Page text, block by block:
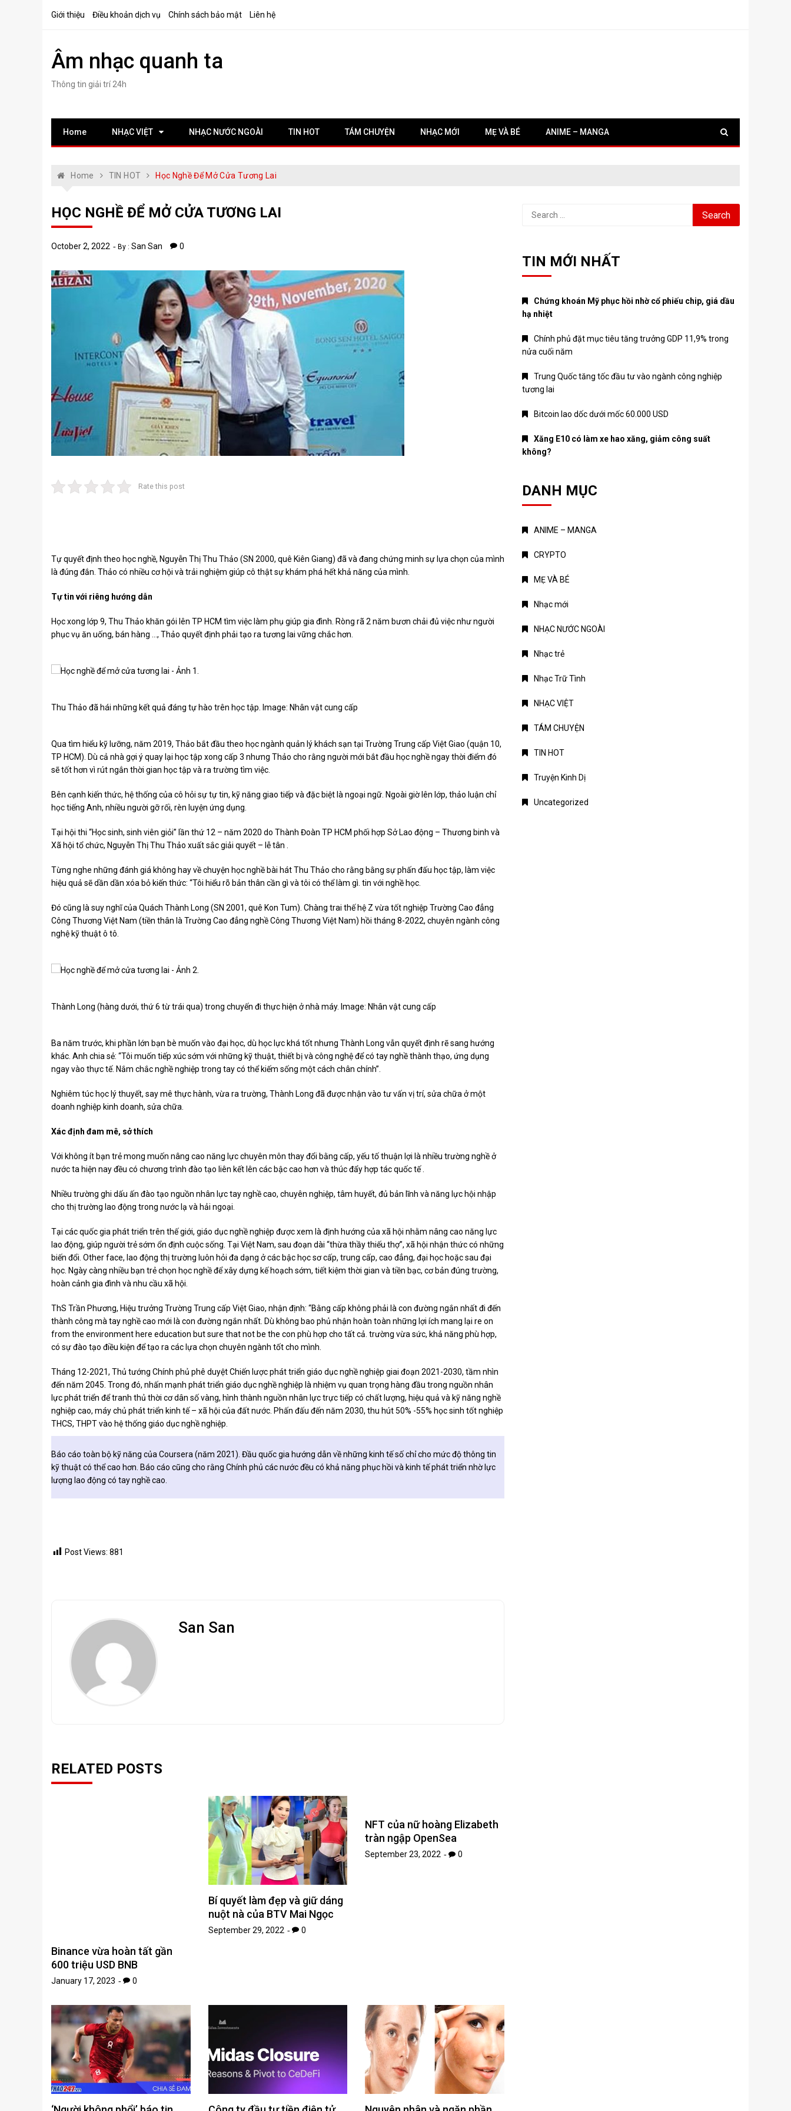
Giới thiệu Điều khoản dịch vụ Chính sách bảo mật Liên hệ
Âm nhạc quanh ta
Thông tin giải trí 24h
Home NHẠC VIỆT NHẠC NƯỚC NGOÀI TIN HOT TÁM CHUYỆN NHẠC MỚI MẸ VÀ BÉ ANIME – MANGA
Home TIN HOT Học Nghề Để Mở Cửa Tương Lai
HỌC NGHỀ ĐỂ MỞ CỬA TƯƠNG LAI
October 2, 2022 By : San San 0
Rate this post
Tự quyết định theo học nghề, Nguyễn Thị Thu Thảo (SN 2000, quê Kiên Giang) đã và đang chứng minh sự lựa chọn của mình
là đúng đắn. Thảo có nhiều cơ hội và trải nghiệm giúp cô thật sự khám phá hết khả năng của mình.
Tự tin với riêng hướng dẫn
Học xong lớp 9, Thu Thảo khăn gói lên TP HCM tìm việc làm phụ giúp gia đình. Ròng rã 2 năm bươn chải đủ việc như người
phục vụ ăn uống, bán hàng …, Thảo quyết định phải tạo ra tương lai vững chắc hơn.
Thu Thảo đã hái những kết quả đáng tự hào trên học tập. Image: Nhân vật cung cấp
Qua tìm hiểu kỹ lưỡng, năm 2019, Thảo bắt đầu theo học ngành quản lý khách sạn tại Trường Trung cấp Việt Giao (quận 10,
TP HCM). Dù cả nhà gợi ý quay lại học tập xong cấp 3 nhưng Thảo cho rằng người mới bắt đầu học nghề ngay thời điểm đó
sẽ tốt hơn vì rút ngắn thời gian học tập và ra trường tìm việc.
Bên cạnh kiến ​​thức, hệ thống của cô hỏi sự tự tin, kỹ năng giao tiếp và đặc biệt là ngoại ngữ. Ngoài giờ lên lớp, thảo luận chỉ
học tiếng Anh, nhiều người gỡ rối, rèn luyện ứng dụng.
Tại hội thi “Học sinh, sinh viên giỏi” lần thứ 12 – năm 2020 do Thành Đoàn TP HCM phối hợp Sở Lao động – Thương binh và
Xã hội tổ chức, Nguyễn Thị Thu Thảo xuất sắc giải quyết – lễ tân .
Từng nghe những đánh giá không hay về chuyện học nghề bài hát Thu Thảo cho rằng bằng sự phấn đấu học tập, làm việc
hiệu quả sẽ dần dần xóa bỏ kiến ​​thức: “Tôi hiểu rõ bản thân cần gì và tôi có thể làm gì. tin với nghề học.
Đó cũng là suy nghĩ của Quách Thành Long (SN 2001, quê Kon Tum). Chàng trai thế hệ Z vừa tốt nghiệp Trường Cao đẳng
Công Thương Việt Nam (tiền thân là Trường Cao đẳng nghề Công Thương Việt Nam) hồi tháng 8-2022, chuyên ngành công
nghệ kỹ thuật ô tô.
Thành Long (hàng dưới, thứ 6 từ trái qua) trong chuyến đi thực hiện ở nhà máy. Image: Nhân vật cung cấp
Ba năm trước, khi phần lớn bạn bè muốn vào đại học, dù học lực khá tốt nhưng Thành Long vẫn quyết định rẽ sang hướng
khác. Anh chia sẻ: “Tôi muốn tiếp xúc sớm với những kỹ thuật, thiết bị và công nghệ để có tay nghề thành thạo, ứng dụng
ngay vào thực tế. Nắm chắc nghề nghiệp trong tay có thể kiếm sống một cách chân chính”.
Nghiêm túc học lý thuyết, say mê thực hành, vừa ra trường, Thành Long đã được nhận vào tư vấn vị trí, sửa chữa ở một
doanh nghiệp kinh doanh, sửa chữa.
Xác định đam mê, sở thích
Với không ít bạn trẻ mong muốn nâng cao năng lực chuyên môn thay đổi bằng cấp, yếu tố thuận lợi là nhiều trường nghề ở
nước ta hiện nay đều có chương trình đào tạo liên kết lên các bậc cao hơn và thúc đẩy hợp tác quốc tế .
Nhiều trường ghi dấu ấn đào tạo nguồn nhân lực tay nghề cao, chuyên nghiệp, tâm huyết, đủ bản lĩnh và năng lực hội nhập
cho thị trường lao động trong nước lạ và hải ngoại.
Tại các quốc gia phát triển trên thế giới, giáo dục nghề nghiệp được xem là định hướng của xã hội nhằm nâng cao năng lực
lao động, giúp người trẻ sớm ổn định cuộc sống. Tại Việt Nam, sau đoạn dài “thừa thầy thiếu thợ”, xã hội nhận thức có những
biến đổi. Other face, lao động thị trường luôn hỏi đa dạng ở các bậc học sơ cấp, trung cấp, cao đẳng, đại học hoặc sau đại
học. Ngày càng nhiều bạn trẻ chọn học nghề để xây dựng kế hoạch sớm, tiết kiệm thời gian và tiền bạc, cơ bản đúng trường,
hoàn cảnh gia đình và nhu cầu xã hội.
ThS Trần Phương, Hiệu trưởng Trường Trung cấp Việt Giao, nhận định: “Bằng cấp không phải là con đường ngắn nhất đi đến
thành công mà tay nghề cao mới là con đường ngắn nhất. Dù không bao phủ nhận hoàn toàn những lợi ích mang lại re on
from the environment here education but sure that not be the con phù hợp cho tất cả. trường vừa sức, khả năng phù hợp,
có sự đào tạo điều kiện để tạo ra các lựa chọn chuyên ngành tốt cho mình.
Tháng 12-2021, Thủ tướng Chính phủ phê duyệt Chiến lược phát triển giáo dục nghề nghiệp giai đoạn 2021-2030, tầm nhìn
đến năm 2045. Trong đó, nhấn mạnh phát triển giáo dục nghề nghiệp là nhiệm vụ quan trọng hàng đầu trong nguồn nhân
lực phát triển để tranh thủ thời cơ dân số vàng, hình thành nguồn nhân lực trực tiếp có chất lượng, hiệu quả và kỹ năng nghề
nghiệp cao, máy chủ phát triển kinh tế – xã hội của đất nước. Phấn đấu đến năm 2030, thu hút 50% -55% học sinh tốt nghiệp
THCS, THPT vào hệ thống giáo dục nghề nghiệp.
Báo cáo toàn bộ kỹ năng của Coursera (năm 2021). Đầu quốc gia hướng dẫn về những kinh tế số chỉ cho mức độ thông tin
kỹ thuật có thể cao hơn. Báo cáo cũng cho rằng Chính phủ các nước đều có khả năng phục hồi và kinh tế phát triển nhờ lực
lượng lao động có tay nghề cao.
Post Views: 881
San San
RELATED POSTS
Binance vừa hoàn tất gần
600 triệu USD BNB
January 17, 2023 0
Bí quyết làm đẹp và giữ dáng
nuột nà của BTV Mai Ngọc
September 29, 2022 0
NFT của nữ hoàng Elizabeth
tràn ngập OpenSea
September 23, 2022 0
Search
TIN MỚI NHẤT
Chứng khoán Mỹ phục hồi nhờ cổ phiếu chip, giá dầu
hạ nhiệt
Chính phủ đặt mục tiêu tăng trưởng GDP 11,9% trong
nửa cuối năm
Trung Quốc tăng tốc đầu tư vào ngành công nghiệp
tương lai
Bitcoin lao dốc dưới mốc 60.000 USD
Xăng E10 có làm xe hao xăng, giảm công suất
không?
DANH MỤC
ANIME – MANGA
CRYPTO
MẸ VÀ BÉ
Nhạc mới
NHẠC NƯỚC NGOÀI
Nhạc trẻ
Nhạc Trữ Tình
NHẠC VIỆT
TÁM CHUYỆN
TIN HOT
Truyện Kinh Dị
Uncategorized